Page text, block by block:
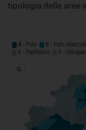
tipologia delle aree